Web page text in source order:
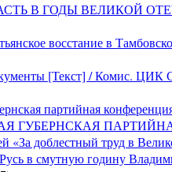
В ГОДЫ ВЕЛИКОЙ
восстание в
[Текст] / Комис. ЦИК
партийная
ПАРТИЙНАЯ
«За доблестный труд в
в смутную годину